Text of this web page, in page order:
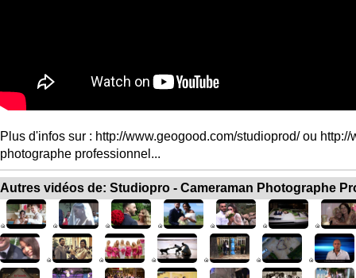
Plus d'infos sur : http://www.geogood.com/studioprod/ ou
photographe professionnel...
Autres vidéos de: Studiopro - Cameraman Photographe